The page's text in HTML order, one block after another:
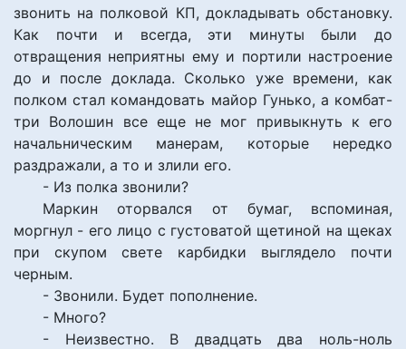
звонить на полковой КП, докладывать обстановку.
Как почти и всегда, эти минуты были до
отвращения неприятны ему и портили настроение
до и после доклада. Сколько уже времени, как
полком стал командовать майор Гунько, а комбат-
три Волошин все еще не мог привыкнуть к его
начальническим манерам, которые нередко
раздражали, а то и злили его.
- Из полка звонили?
Маркин оторвался от бумаг, вспоминая,
моргнул - его лицо с густоватой щетиной на щеках
при скупом свете карбидки выглядело почти
черным.
- Звонили. Будет пополнение.
- Много?
- Неизвестно. В двадцать два ноль-ноль